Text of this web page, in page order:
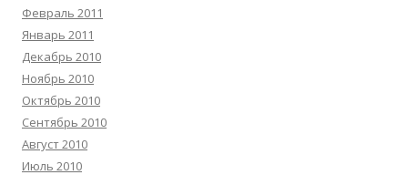
Февраль 2011
Январь 2011
Декабрь 2010
Ноябрь 2010
Октябрь 2010
Сентябрь 2010
Август 2010
Июль 2010